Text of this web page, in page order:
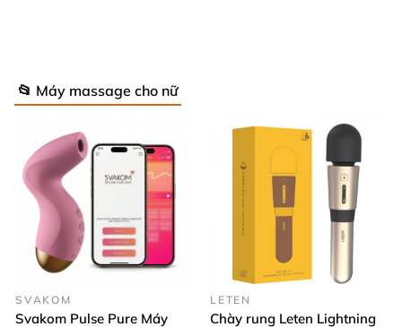
hơn khi kích thích. Sau khi dùng xong, chỉ cần tắt
máy, vệ sinh lại sản phẩm và bảo quản nơi khô ráo
thoáng mát.
📂 Máy massage cho nữ
SVAKOM
Svakom Pulse Pure Máy
LETEN
Chày rung Leten Lightning